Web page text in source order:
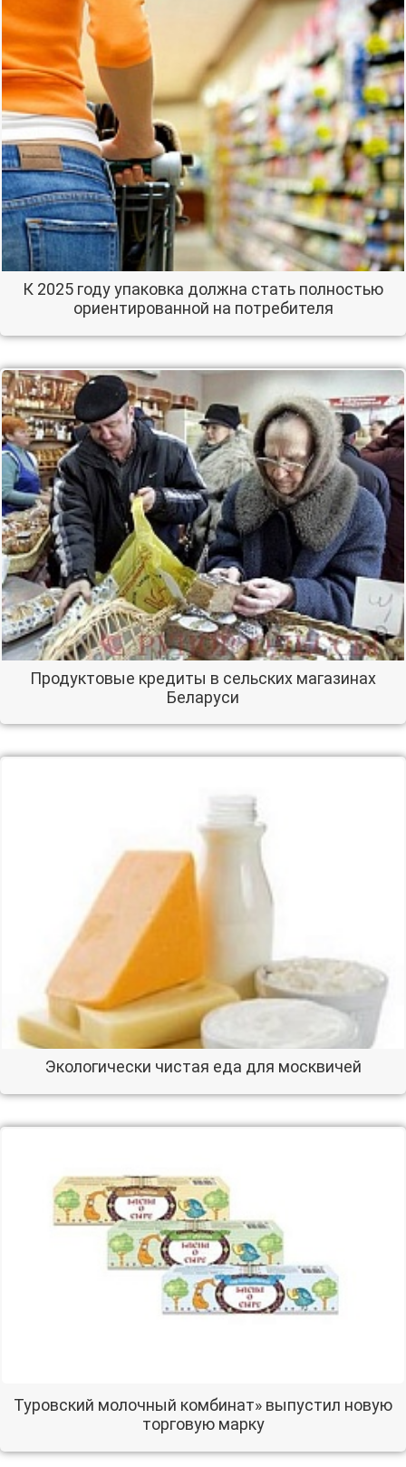
К 2025 году упаковка должна стать полностью
ориентированной на потребителя
Продуктовые кредиты в сельских магазинах
Беларуси
Экологически чистая еда для москвичей
Туровский молочный комбинат» выпустил новую
торговую марку